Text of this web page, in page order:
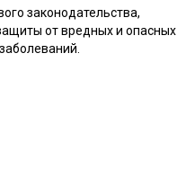
законодательства,
от вредных и опасных